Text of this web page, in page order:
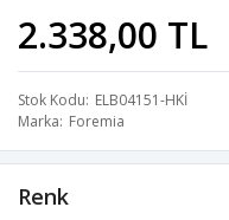
2.338,00 TL
Stok Kodu ELB04151-HKİ
Marka Foremia
Renk